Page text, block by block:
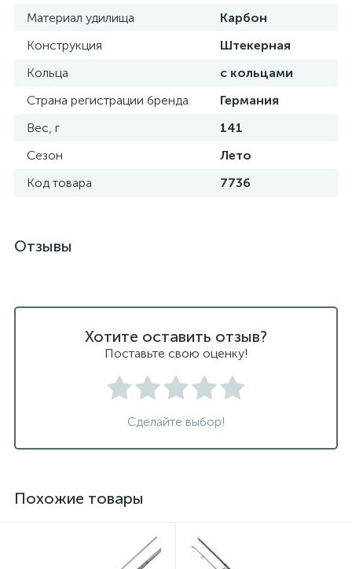
Материал удилища
Карбон
Конструкция
Штекерная
Кольца
с кольцами
Страна регистрации бренда
Германия
Вес, г
141
Сезон
Лето
Код товара
7736
Отзывы
Хотите оставить отзыв?
Поставьте свою оценку!
Сделайте выбор!
Похожие товары